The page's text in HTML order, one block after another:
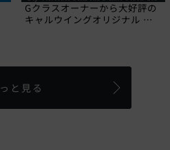
Gクラスオーナーから大好評の
キャルウイングオリジナル ラ
と見る